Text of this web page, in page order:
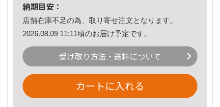
納期目安：
店舗在庫不足の為、取り寄せ注文となります。
2026.08.09 11:11頃のお届け予定です。
受け取り方法・送料について
カートに入れる